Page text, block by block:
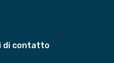
di contatto